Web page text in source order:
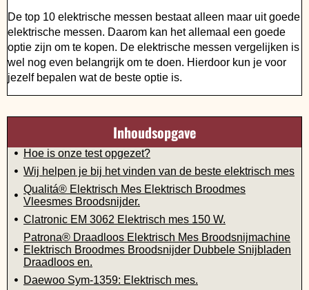
De top 10 elektrische messen bestaat alleen maar uit goede
elektrische messen. Daarom kan het allemaal een goede
optie zijn om te kopen. De elektrische messen vergelijken is
wel nog even belangrijk om te doen. Hierdoor kun je voor
jezelf bepalen wat de beste optie is.
Inhoudsopgave
Hoe is onze test opgezet?
Wij helpen je bij het vinden van de beste elektrisch mes
Qualitá® Elektrisch Mes Elektrisch Broodmes
Vleesmes Broodsnijder.
Clatronic EM 3062 Elektrisch mes 150 W.
Patrona® Draadloos Elektrisch Mes Broodsnijmachine
Elektrisch Broodmes Broodsnijder Dubbele Snijbladen
Draadloos en.
Daewoo Sym-1359: Elektrisch mes.